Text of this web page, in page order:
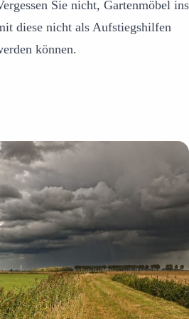
Sie nicht, Gartenmöbel ins
diese nicht als Aufstiegshilfen
können.